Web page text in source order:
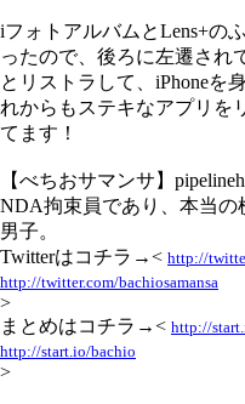
iフォトアルバムとLens+の
ったので、後ろに左遷され
とリストラして、iPhoneを
れからもステキなアプリ
てます！
【べちおサマンサ】
NDA拘束員であり、本当の
男子。
Twitterはコチラ→< http://
http://twitter.com/bachiosamansa
>
まとめはコチラ→< http://
http://start.io/bachio
>